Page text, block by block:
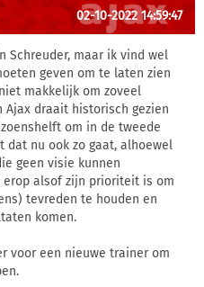
02-10-2022 14:59:47
Schreuder, maar ik vind wel
geven om te laten zien
makkelijk om zoveel
draait historisch gezien
om in de tweede
dat nu ook zo gaat, alhoewel
geen visie kunnen
alsof zijn prioriteit is om
tevreden te houden en
komen.
voor een nieuwe trainer om